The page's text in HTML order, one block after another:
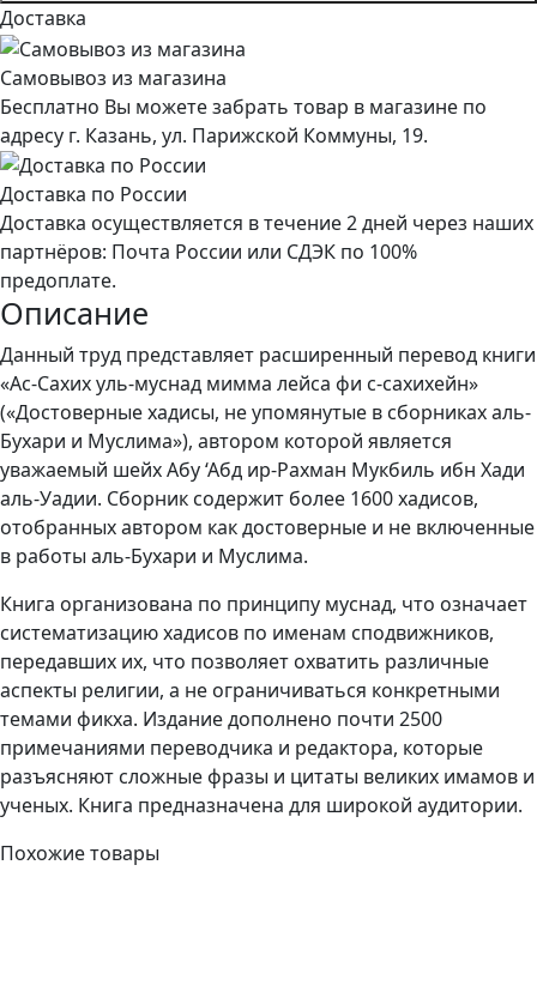
Доставка
Самовывоз из магазина
Бесплатно Вы можете забрать товар в магазине по
адресу г. Казань, ул. Парижской Коммуны, 19.
Доставка по России
Доставка осуществляется в течение 2 дней через наших
партнёров: Почта России или СДЭК по 100%
предоплате.
Описание
Данный труд представляет расширенный перевод книги
«Ас-Сахих уль-муснад мимма лейса фи с-сахихейн»
(«Достоверные хадисы, не упомянутые в сборниках аль-
Бухари и Муслима»), автором которой является
уважаемый шейх Абу ‘Абд ир-Рахман Мукбиль ибн Хади
аль-Уадии. Сборник содержит более 1600 хадисов,
отобранных автором как достоверные и не включенные
в работы аль-Бухари и Муслима.
Книга организована по принципу муснад, что означает
систематизацию хадисов по именам сподвижников,
передавших их, что позволяет охватить различные
аспекты религии, а не ограничиваться конкретными
темами фикха. Издание дополнено почти 2500
примечаниями переводчика и редактора, которые
разъясняют сложные фразы и цитаты великих имамов и
ученых. Книга предназначена для широкой аудитории.
Похожие товары